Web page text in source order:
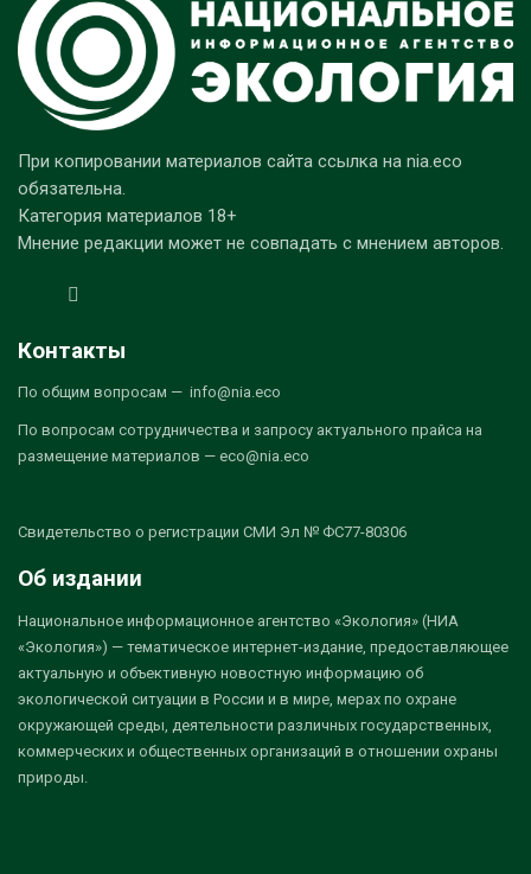
При копировании материалов сайта ссылка на nia.eco
обязательна.
Категория материалов 18+
Мнение редакции может не совпадать с мнением авторов.
Контакты
По общим вопросам — info@nia.eco
По вопросам сотрудничества и запросу актуального прайса на
размещение материалов — eco@nia.eco
Свидетельство о регистрации СМИ Эл № ФС77-80306
Об издании
Национальное информационное агентство «Экология» (НИА
«Экология») — тематическое интернет-издание, предоставляющее
актуальную и объективную новостную информацию об
экологической ситуации в России и в мире, мерах по охране
окружающей среды, деятельности различных государственных,
коммерческих и общественных организаций в отношении охраны
природы.